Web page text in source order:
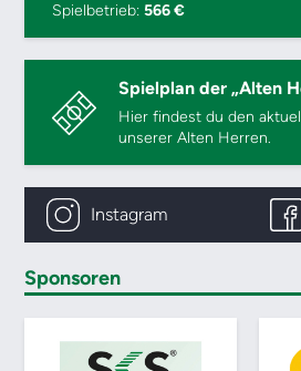
Spielbetrieb:566 €
Spielplan der „Alten
Hier findest du den
unserer Alten Herren.
Instagram
Sponsoren